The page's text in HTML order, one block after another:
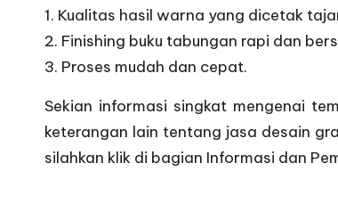
1. Kualitas hasil warna yang dicetak
2. Finishing buku tabungan rapi dan
3. Proses mudah dan cepat.
Sekian informasi singkat mengenai
keterangan lain tentang jasa desain
silahkan klik di bagian Informasi dan